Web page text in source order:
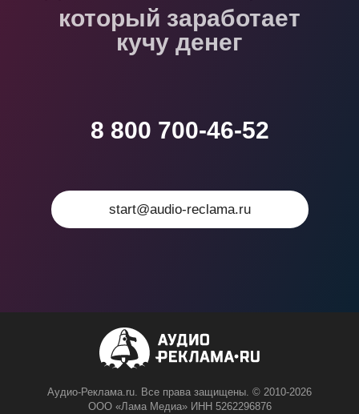
который войдет в
учебники
8 800 700-46-52
start@audio-reclama.ru
Аудио-Реклама.ru. Все права защищены. © 2010-2026
ООО «Лама Медиа» ИНН 5262296876